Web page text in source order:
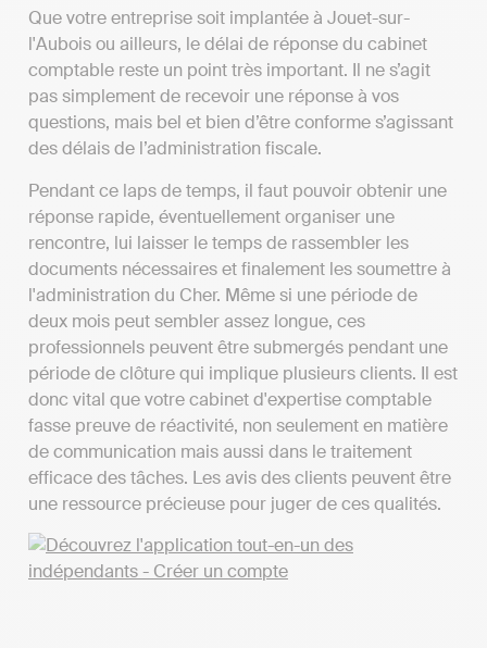
Que votre entreprise soit implantée à Jouet-sur-
l'Aubois ou ailleurs, le délai de réponse du cabinet
comptable reste un point très important. Il ne s’agit
pas simplement de recevoir une réponse à vos
questions, mais bel et bien d’être conforme s’agissant
des délais de l’administration fiscale.
Pendant ce laps de temps, il faut pouvoir obtenir une
réponse rapide, éventuellement organiser une
rencontre, lui laisser le temps de rassembler les
documents nécessaires et finalement les soumettre à
l'administration du Cher. Même si une période de
deux mois peut sembler assez longue, ces
professionnels peuvent être submergés pendant une
période de clôture qui implique plusieurs clients. Il est
donc vital que votre cabinet d'expertise comptable
fasse preuve de réactivité, non seulement en matière
de communication mais aussi dans le traitement
efficace des tâches. Les avis des clients peuvent être
une ressource précieuse pour juger de ces qualités.